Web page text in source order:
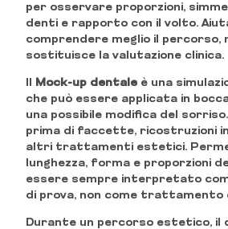
per osservare proporzioni,
denti e rapporto con il volto.
comprendere meglio il percorso,
sostituisce la valutazione clinica.
Mock-up dentale è una
che può essere applicata in
una possibile modifica del
prima di faccette, ricostruzioni
altri trattamenti estetici.
lunghezza, forma e proporzioni
essere sempre interpretato
di prova, non come trattamento
Durante un percorso estetico, il